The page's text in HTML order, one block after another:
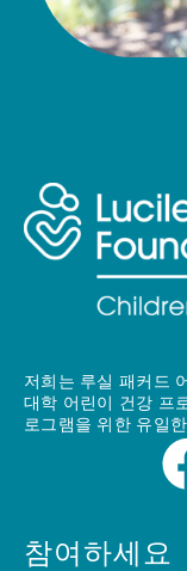
저희는 루실 패커드
대학 어린이 건강 프
로그램을 위한 유일
참여하세요